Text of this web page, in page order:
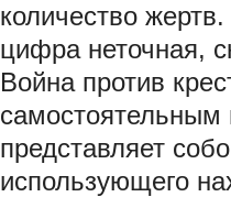
количество
цифра неточная,
Война против
самостоятельным
представляет
использующего